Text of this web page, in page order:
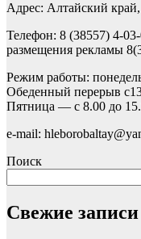
Адрес: Алтайский
Телефон: 8 (38557) 4-
размещения рекламы
Режим работы:
Обеденный перерыв
Пятница — с 8.00 до
e-mail:
Поиск
Свежие записи